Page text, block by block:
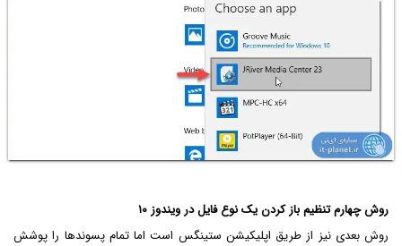
روش چهارم تنظیم باز کردن یک نوع فایل در ویندوز ۱۰
روش بعدی نیز از طریق اپلیکیشن ستینگس است اما تمام پسوندها را پوشش